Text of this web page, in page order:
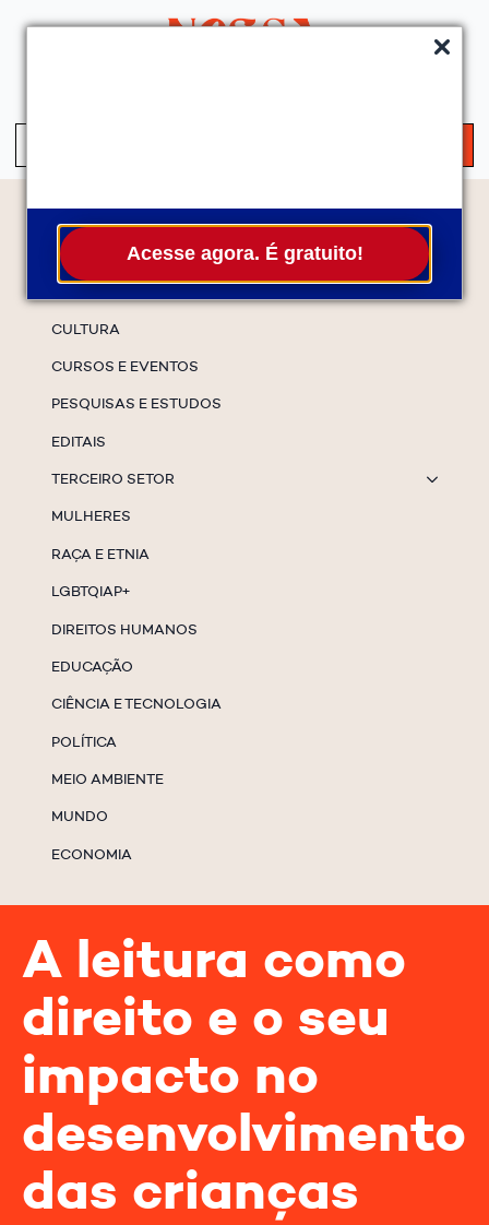
Acesse agora. É gratuito!
Temas
CULTURA
CURSOS E EVENTOS
PESQUISAS E ESTUDOS
EDITAIS
TERCEIRO SETOR
MULHERES
RAÇA E ETNIA
LGBTQIAP+
DIREITOS HUMANOS
EDUCAÇÃO
CIÊNCIA E TECNOLOGIA
POLÍTICA
MEIO AMBIENTE
MUNDO
ECONOMIA
A leitura como
direito e o seu
impacto no
desenvolvimento
das crianças